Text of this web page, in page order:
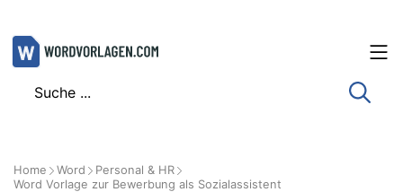
Zum
Inhalt
Home Word
Personal & HR
Word Vorlage zur Bewerbung als Sozialassistent